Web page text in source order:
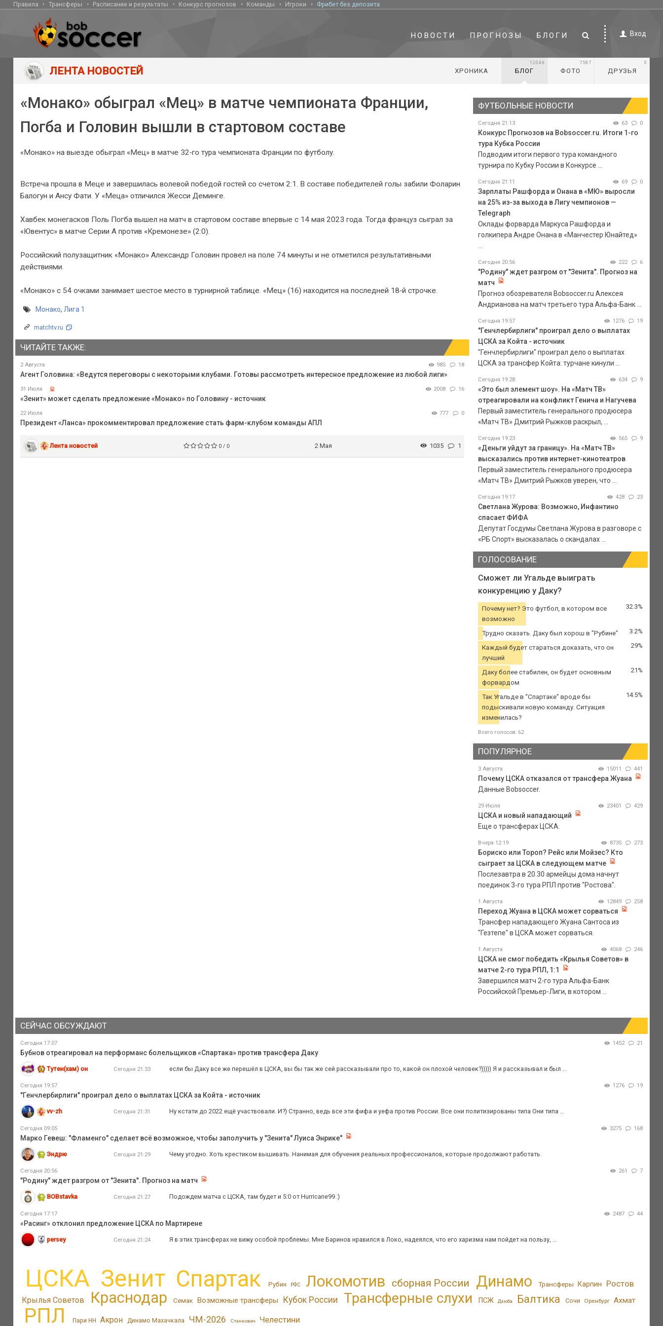
Правила Трансферы Расписание и результаты Конкурс прогнозов Команды Игроки Фрибет без депозита
НОВОСТИ ПРОГНОЗЫ БЛОГИ Вход
ЛЕНТА НОВОСТЕЙ ХРОНИКА БЛОГ
12046
ФОТО
7587
ДРУЗЬЯ
0
«Монако» обыграл «Мец» в матче чемпионата Франции,
Погба и Головин вышли в стартовом составе
«Монако» на выезде обыграл «Мец» в матче 32‑го тура чемпионата Франции по футболу.
Встреча прошла в Меце и завершилась волевой победой гостей со счетом 2:1. В составе победителей голы забили Фоларин
Балогун и Ансу Фати. У «Меца» отличился Жесси Деминге.
Хавбек монегасков Поль Погба вышел на матч в стартовом составе впервые с 14 мая 2023 года. Тогда француз сыграл за
«Ювентус» в матче Серии А против «Кремонезе» (2:0).
Российский полузащитник «Монако» Александр Головин провел на поле 74 минуты и не отметился результативными
действиями.
«Монако» с 54 очками занимает шестое место в турнирной таблице. «Мец» (16) находится на последней 18‑й строчке.
Монако, Лига 1
matchtv.ru
ЧИТАЙТЕ ТАКЖЕ:
2 Августа 985 18
Агент Головина: «Ведутся переговоры с некоторыми клубами. Готовы рассмотреть интересное предложение из любой лиги»
31 Июля 2008 16
«Зенит» может сделать предложение «Монако» по Головину - источник
22 Июля 777 0
Президент «Ланса» прокомментировал предложение стать фарм-клубом команды АПЛ
Лента новостей 0 / 0 2 Мая 1035 1
ФУТБОЛЬНЫЕ НОВОСТИ
Сегодня 21:13 63 0
Конкурс Прогнозов на Bobsoccer.ru. Итоги 1-го
тура Кубка России
Подводим итоги первого тура командного
турнира по Кубку России в Конкурсе ...
Сегодня 21:11 69 0
Зарплаты Рашфорда и Онана в «МЮ» выросли
на 25% из-за выхода в Лигу чемпионов —
Telegraph
Оклады форварда Маркуса Рашфорда и
голкипера Андре Онана в «Манчестер Юнайтед»
Сегодня 20:56 222 6
"Родину" ждет разгром от "Зенита". Прогноз на
матч
Прогноз обозревателя Bobsoccer.ru Алексея
Андрианова на матч третьего тура Альфа-Банк ...
Сегодня 19:57 1276 19
"Генчлербирлиги" проиграл дело о выплатах
ЦСКА за Койта - источник
"Генчлербирлиги" проиграл дело о выплатах
ЦСКА за трансфер Койта: турчане кинули ...
Сегодня 19:28 634 9
«Это был элемент шоу». На «Матч ТВ»
отреагировали на конфликт Генича и Нагучева
Первый заместитель генерального продюсера
«Матч ТВ» Дмитрий Рыжков раскрыл, ...
Сегодня 19:23 565 9
«Деньги уйдут за границу». На «Матч ТВ»
высказались против интернет-кинотеатров
Первый заместитель генерального продюсера
«Матч ТВ» Дмитрий Рыжков уверен, что ...
Сегодня 19:17 428 23
Светлана Журова: Возможно, Инфантино
спасает ФИФА
Депутат Госдумы Светлана Журова в разговоре с
«РБ Спорт» высказалась о скандалах ...
ГОЛОСОВАНИЕ
Сможет ли Угальде выиграть
конкуренцию у Даку?
Почему нет? Это футбол, в котором все
возможно
32.3%
Трудно сказать. Даку был хорош в "Рубине" 3.2%
Каждый будет стараться доказать, что он
лучший
29%
Даку более стабилен, он будет основным
форвардом
21%
Так Угальде в "Спартаке" вроде бы
подыскивали новую команду. Ситуация
изменилась?
14.5%
Всего голосов: 62
ПОПУЛЯРНОЕ
3 Августа 15011 441
Почему ЦСКА отказался от трансфера Жуана
Данные Bobsoccer.
29 Июля 23401 429
ЦСКА и новый нападающий
Еще о трансферах ЦСКА.
Вчера 12:19 8735 273
Бориско или Тороп? Рейс или Мойзес? Кто
сыграет за ЦСКА в следующем матче
Послезавтра в 20.30 армейцы дома начнут
поединок 3-го тура РПЛ против "Ростова".
1 Августа 12849 258
Переход Жуана в ЦСКА может сорваться
Трансфер нападающего Жуана Сантоса из
"Гезтепе" в ЦСКА может сорваться.
1 Августа 4068 246
ЦСКА не смог победить «Крылья Советов» в
матче 2-го тура РПЛ, 1:1
Завершился матч 2-го тура Альфа-Банк
Российской Премьер-Лиги, в котором ...
СЕЙЧАС ОБСУЖДАЮТ
Сегодня 17:07 1452 21
Бубнов отреагировал на перформанс болельщиков «Спартака» против трансфера Даку
Тутен(хам) он Сегодня 21:33 если бы Даку все же перешёл в ЦСКА, вы бы так же сей рассказывали про то, какой он плохой человек?))))) Я и рассказывал и был ...
Сегодня 19:57 1276 19
"Генчлербирлиги" проиграл дело о выплатах ЦСКА за Койта - источник
vv-zh Сегодня 21:31 Ну кстати до 2022 ещё участвовали. И?) Странно, ведь все эти фифа и уефа против России. Все они политизированы типа Они типа ...
Сегодня 09:05 3275 168
Марко Гевеш: "Фламенго" сделает всё возможное, чтобы заполучить у "Зенита" Луиса Энрике"
Эндрю Сегодня 21:29 Чему угодно. Хоть крестиком вышивать. Нанимая для обучения реальных профессионалов, которые продолжают работать.
Сегодня 20:56 261 7
"Родину" ждет разгром от "Зенита". Прогноз на матч
BOBstavka Сегодня 21:27 Подождем матча с ЦСКА, там будет и 5:0 от Hurricane99 :)
Сегодня 17:17 2487 44
«Расинг» отклонил предложение ЦСКА по Мартирене
persey Сегодня 21:24 Я в этих трансферах не вижу особой проблемы. Мне Баринов нравился в Локо, надеялся, что его харизма нам пойдет на пользу, ...
ЦСКА Зенит Спартак Рубин РФС Локомотив сборная России Динамо Трансферы Карпин Ростов
Крылья Советов Краснодар Семак Возможные трансферы Кубок России Трансферные слухи ПСЖ Дзюба Балтика Сочи Оренбург Ахмат
РПЛ Пари НН Акрон Динамо Махачкала ЧМ-2026 Станкович Челестини